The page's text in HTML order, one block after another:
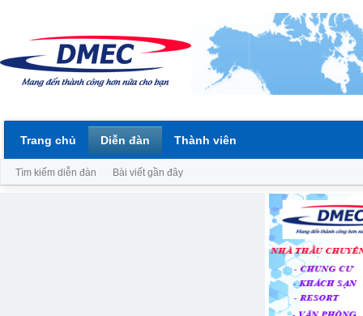
Trang chủ Diễn đàn
Tìm kiếm diễn đàn Bài viết gần đây
Thành viên